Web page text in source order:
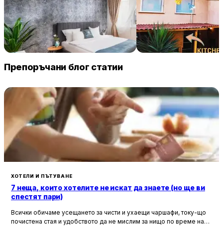
National Palace Of Culture 1 Step
Away!
София 235 € / нощувка
PIJAMA HOUSE
Пловдив 32
Препоръчани блог статии
ХОТЕЛИ И ПЪТУВАНЕ
7 неща, които хотелите не искат да знаете (но ще ви
спестят пари)
Всички обичаме усещането за чисти и ухаещи чаршафи, току-що
почистена стая и удобството да не мислим за нищо по време на